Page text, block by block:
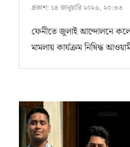
প্রকাশ: ১৪ জানুয়ারি ২০২৬, ২০:৩৩
ফেনীতে জুলাই আন্দোলনে
মামলায় কার্যক্রম নিষিদ্ধ